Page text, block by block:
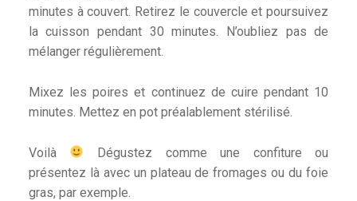
minutes à couvert. Retirez le couvercle et poursuivez
la cuisson pendant 30 minutes. N’oubliez pas de
mélanger régulièrement.
Mixez les poires et continuez de cuire pendant 10
minutes. Mettez en pot préalablement stérilisé.
Voilà
Dégustez comme une confiture ou
présentez là avec un plateau de fromages ou du foie
gras, par exemple.